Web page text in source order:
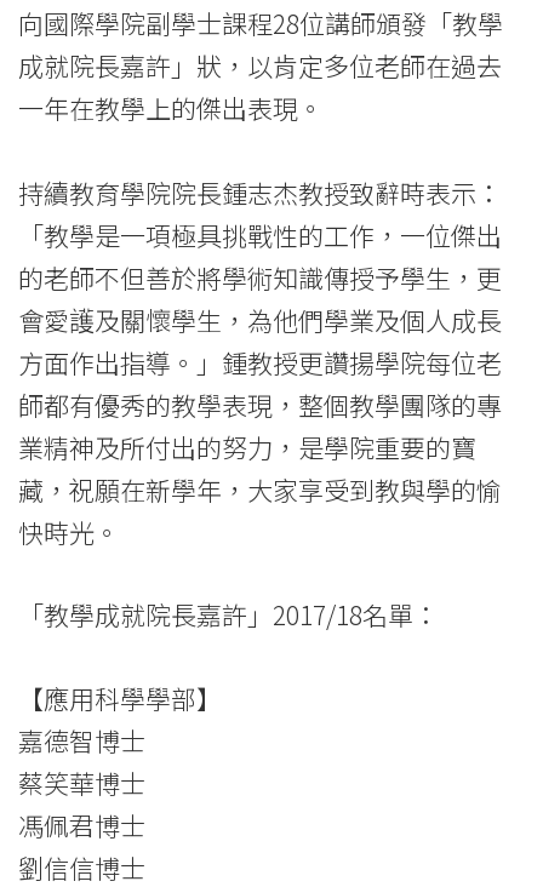
學
院
息
國
際
學
院
港
浸
會
大
學
向國際學院副學士課程28位講師頒發「教學
成就院長嘉許」狀，以肯定多位老師在過去
一年在教學上的傑出表現。
持續教育學院院長鍾志杰教授致辭時表示：
「教學是一項極具挑戰性的工作，一位傑出
的老師不但善於將學術知識傳授予學生，更
會愛護及關懷學生，為他們學業及個人成長
方面作出指導。」鍾教授更讚揚學院每位老
師都有優秀的教學表現，整個教學團隊的專
業精神及所付出的努力，是學院重要的寶
藏，祝願在新學年，大家享受到教與學的愉
快時光。
「教學成就院長嘉許」2017/18名單：
【應用科學學部】
嘉德智博士
蔡笑華博士
馮佩君博士
劉信信博士